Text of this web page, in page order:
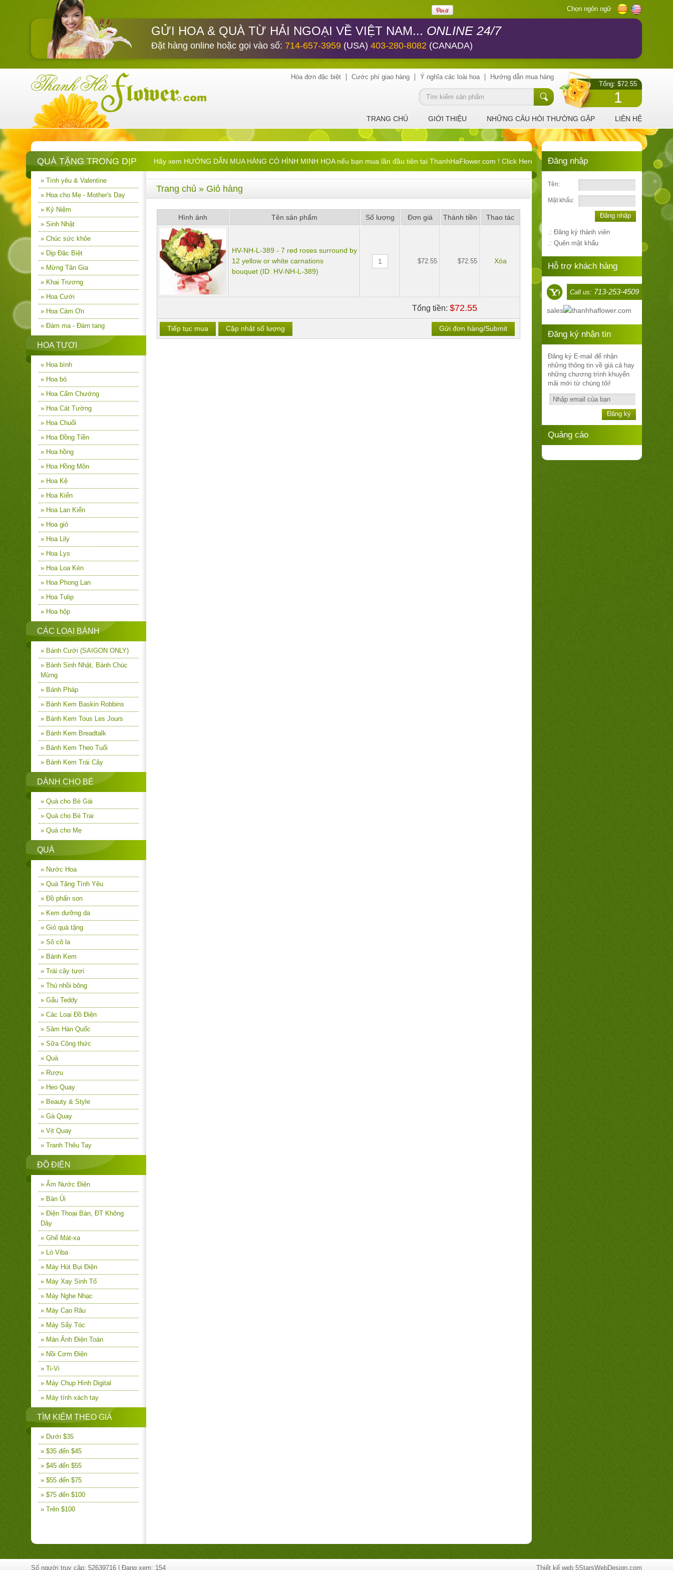
Chọn ngôn ngữ
GỬI HOA & QUÀ TỪ HẢI NGOẠI VỀ VIỆT NAM... ONLINE 24/7
Đặt hàng online hoặc gọi vào số: 714-657-3959 (USA) 403-280-8082 (CANADA)
Tổng: $72.55
1
Hóa đơn đặc biệt Cước phí giao hàng Ý nghĩa các loài hoa Hướng dẫn mua hàng
TRANG CHỦ GIỚI THIỆU NHỮNG CÂU HỎI THƯỜNG GẶP LIÊN HỆ
QUÀ TẶNG TRONG DỊP Hãy xem HƯỚNG DẪN MUA HÀNG CÓ HÌNH MINH HỌA nếu bạn mua lần đầu tiên tại ThanhHaFlower.com ! Click Here !
» Tình yêu & Valentine
» Hoa cho Mẹ - Mother's Day
» Kỷ Niệm
» Sinh Nhật
» Chúc sức khỏe
» Dịp Đặc Biệt
» Mừng Tân Gia
» Khai Trương
» Hoa Cưới
» Hoa Cám Ơn
» Đám ma - Đám tang
HOA TƯƠI
» Hoa bình
» Hoa bó
» Hoa Cẩm Chướng
» Hoa Cát Tường
» Hoa Chuối
» Hoa Đồng Tiền
» Hoa hồng
» Hoa Hồng Môn
» Hoa Kệ
» Hoa Kiển
» Hoa Lan Kiển
» Hoa giỏ
» Hoa Lily
» Hoa Lys
» Hoa Loa Kèn
» Hoa Phong Lan
» Hoa Tulip
» Hoa hộp
CÁC LOẠI BÁNH
» Bánh Cưới (SAIGON ONLY)
» Bánh Sinh Nhật, Bánh Chúc
Mừng
» Bánh Pháp
» Bánh Kem Baskin Robbins
» Bánh Kem Tous Les Jours
» Bánh Kem Breadtalk
» Bánh Kem Theo Tuổi
» Bánh Kem Trái Cây
DÀNH CHO BÉ
» Quà cho Bé Gái
» Quà cho Bé Trai
» Quà cho Mẹ
QUÀ
» Nước Hoa
» Quà Tặng Tình Yêu
» Đồ phấn son
» Kem dưỡng da
» Giỏ quà tặng
» Sô cô la
» Bánh Kem
» Trái cây tươi
» Thú nhồi bông
» Gấu Teddy
» Các Loại Đồ Điện
» Sâm Hàn Quốc
» Sữa Công thức
» Quà
» Rượu
» Heo Quay
» Beauty & Style
» Gà Quay
» Vịt Quay
» Tranh Thêu Tay
ĐỒ ĐIỆN
» Ấm Nước Điện
» Bàn Ủi
» Điện Thoại Bàn, ĐT Không
Dây
» Ghế Mát-xa
» Lò Viba
» Máy Hút Bụi Điện
» Máy Xay Sinh Tố
» Máy Nghe Nhạc
» Máy Cạo Râu
» Máy Sấy Tóc
» Màn Ảnh Điện Toán
» Nồi Cơm Điện
» Ti-Vi
» Máy Chụp Hình Digital
» Máy tính xách tay
TÌM KIẾM THEO GIÁ
» Dưới $35
» $35 đến $45
» $45 đến $55
» $55 đến $75
» $75 đến $100
» Trên $100
Trang chủ » Giỏ hàng
Hình ảnh Tên sản phẩm Số lượng Đơn giá Thành tiền Thao tác
HV-NH-L-389 - 7 red roses surround by
12 yellow or white carnations
bouquet (ID: HV-NH-L-389)
$72.55 $72.55 Xóa
Tổng tiền: $72.55
Tiếp tục mua Cập nhật số lượng Gửi đơn hàng/Submit
Đăng nhập
Tên:
Mật khẩu:
Đăng nhập
.: Đăng ký thành viên
.: Quên mật khẩu
Hỗ trợ khách hàng
Call us: 713-253-4509
sales thanhhaflower.com
Đăng ký nhận tin
Đăng ký E-mail để nhận
những thông tin về giá cả hay
những chương trình khuyến
mãi mới từ chúng tôi!
Đăng ký
Quảng cáo
Số người truy cập: 52639716 | Đang xem: 154 Thiết kế web 5StarsWebDesign.com